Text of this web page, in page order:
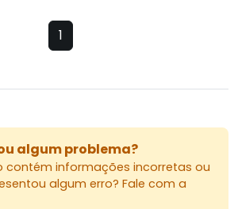
1
algum problema?
contém informações incorretas ou
algum erro? Fale com a